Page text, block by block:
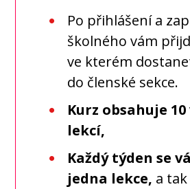
Po přihlášení a
školného vám
ve kterém
do členské sekce.
Kurz obsahuje
lekcí,
Každý týden se
jedna lekce, a